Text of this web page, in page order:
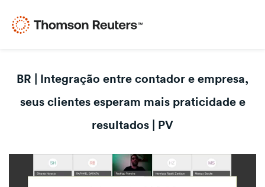
BR | Integração entre contador e empresa,
seus clientes esperam mais praticidade e
resultados | PV